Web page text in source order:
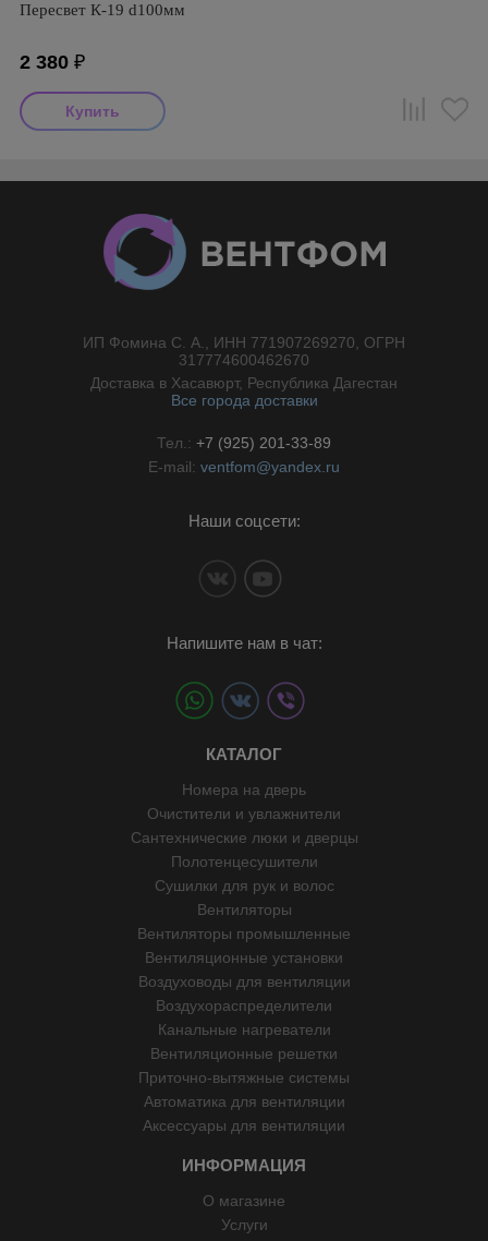
Пересвет К-19 d100мм
2 380 ₽
ИП Фомина С. А., ИНН 771907269270, ОГРН
317774600462670
Доставка в Хасавюрт, Республика Дагестан
Все города доставки
Тел.: +7 (925) 201-33-89
E-mail: ventfom@yandex.ru
Наши соцсети:
Напишите нам в чат:
КАТАЛОГ
Номера на дверь
Очистители и увлажнители
Сантехнические люки и дверцы
Полотенцесушители
Сушилки для рук и волос
Вентиляторы
Вентиляторы промышленные
Вентиляционные установки
Воздуховоды для вентиляции
Воздухораспределители
Канальные нагреватели
Вентиляционные решетки
Приточно-вытяжные системы
Автоматика для вентиляции
Аксессуары для вентиляции
ИНФОРМАЦИЯ
О магазине
Услуги